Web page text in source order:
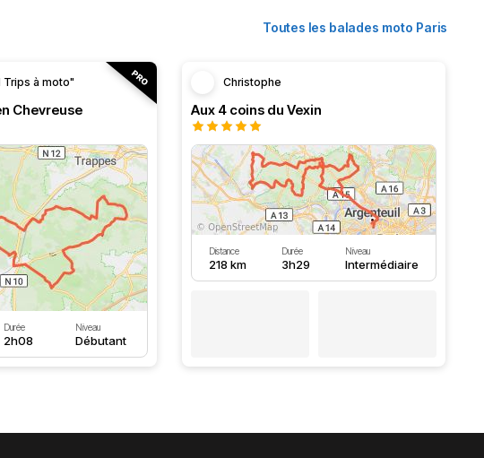
Toutes les balades moto Paris
Trips à moto"
Chevreuse
Durée
2h08
Niveau
Débutant
Christophe
Aux 4 coins du Vexin
Distance
218 km
Durée
3h29
Niveau
Intermédiaire